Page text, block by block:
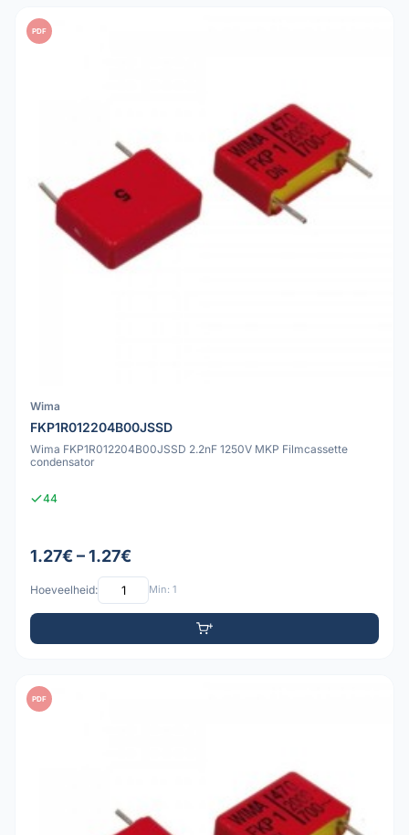
PDF
Wima
FKP1R012204B00JSSD
Wima FKP1R012204B00JSSD 2.2nF 1250V MKP Filmcassette
condensator
44
1.27€ – 1.27€
Hoeveelheid: Min: 1
PDF